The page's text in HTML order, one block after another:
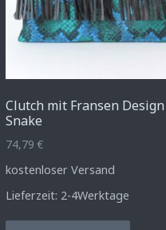
Clutch mit Fransen Design
Snake
74,79€
kostenloser Versand
Lieferzeit: 2-4Werktage